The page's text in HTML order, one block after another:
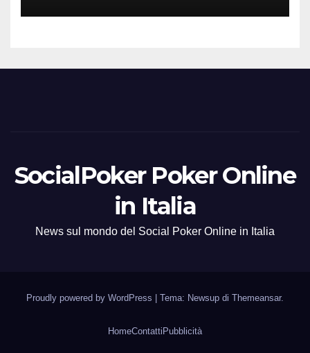
SocialPoker Poker Online
in Italia
News sul mondo del Social Poker Online in Italia
Proudly powered by WordPress Tema: Newsup di Themeansar.
HomeContatti Pubblicità